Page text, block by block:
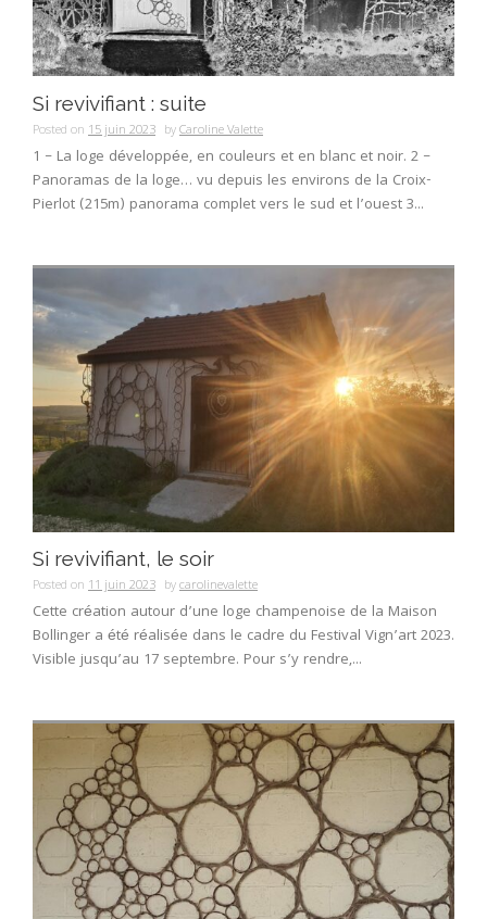
Si revivifiant : suite
Posted on 15 juin 2023 byCaroline Valette
1 – La loge développée, en couleurs et en blanc et noir. 2 –
Panoramas de la loge… vu depuis les environs de la Croix-
Pierlot (215m) panorama complet vers le sud et l’ouest 3...
Si revivifiant, le soir
Posted on 11 juin 2023 bycarolinevalette
Cette création autour d’une loge champenoise de la Maison
Bollinger a été réalisée dans le cadre du Festival Vign’art 2023.
Visible jusqu’au 17 septembre. Pour s’y rendre,...